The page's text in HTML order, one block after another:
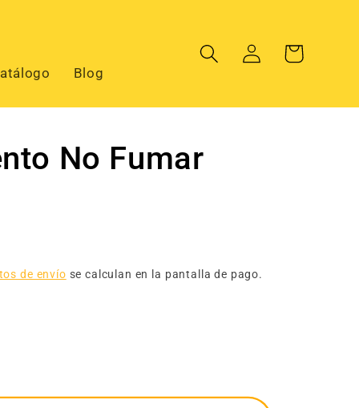
Blog
Iniciar
sesión
Carrito
No Fumar
de envío se calculan en la pantalla de pago.